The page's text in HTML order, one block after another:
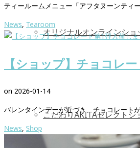
オリジナルオンラインショ
こだわりAKITAセレクトシ
ティールームメニュー「アフタヌーンティ
News, Tearoom
【ショップ】チョコレ
on 2026-01-14
バレンタインデーが近づき、チョコレート
News, Shop